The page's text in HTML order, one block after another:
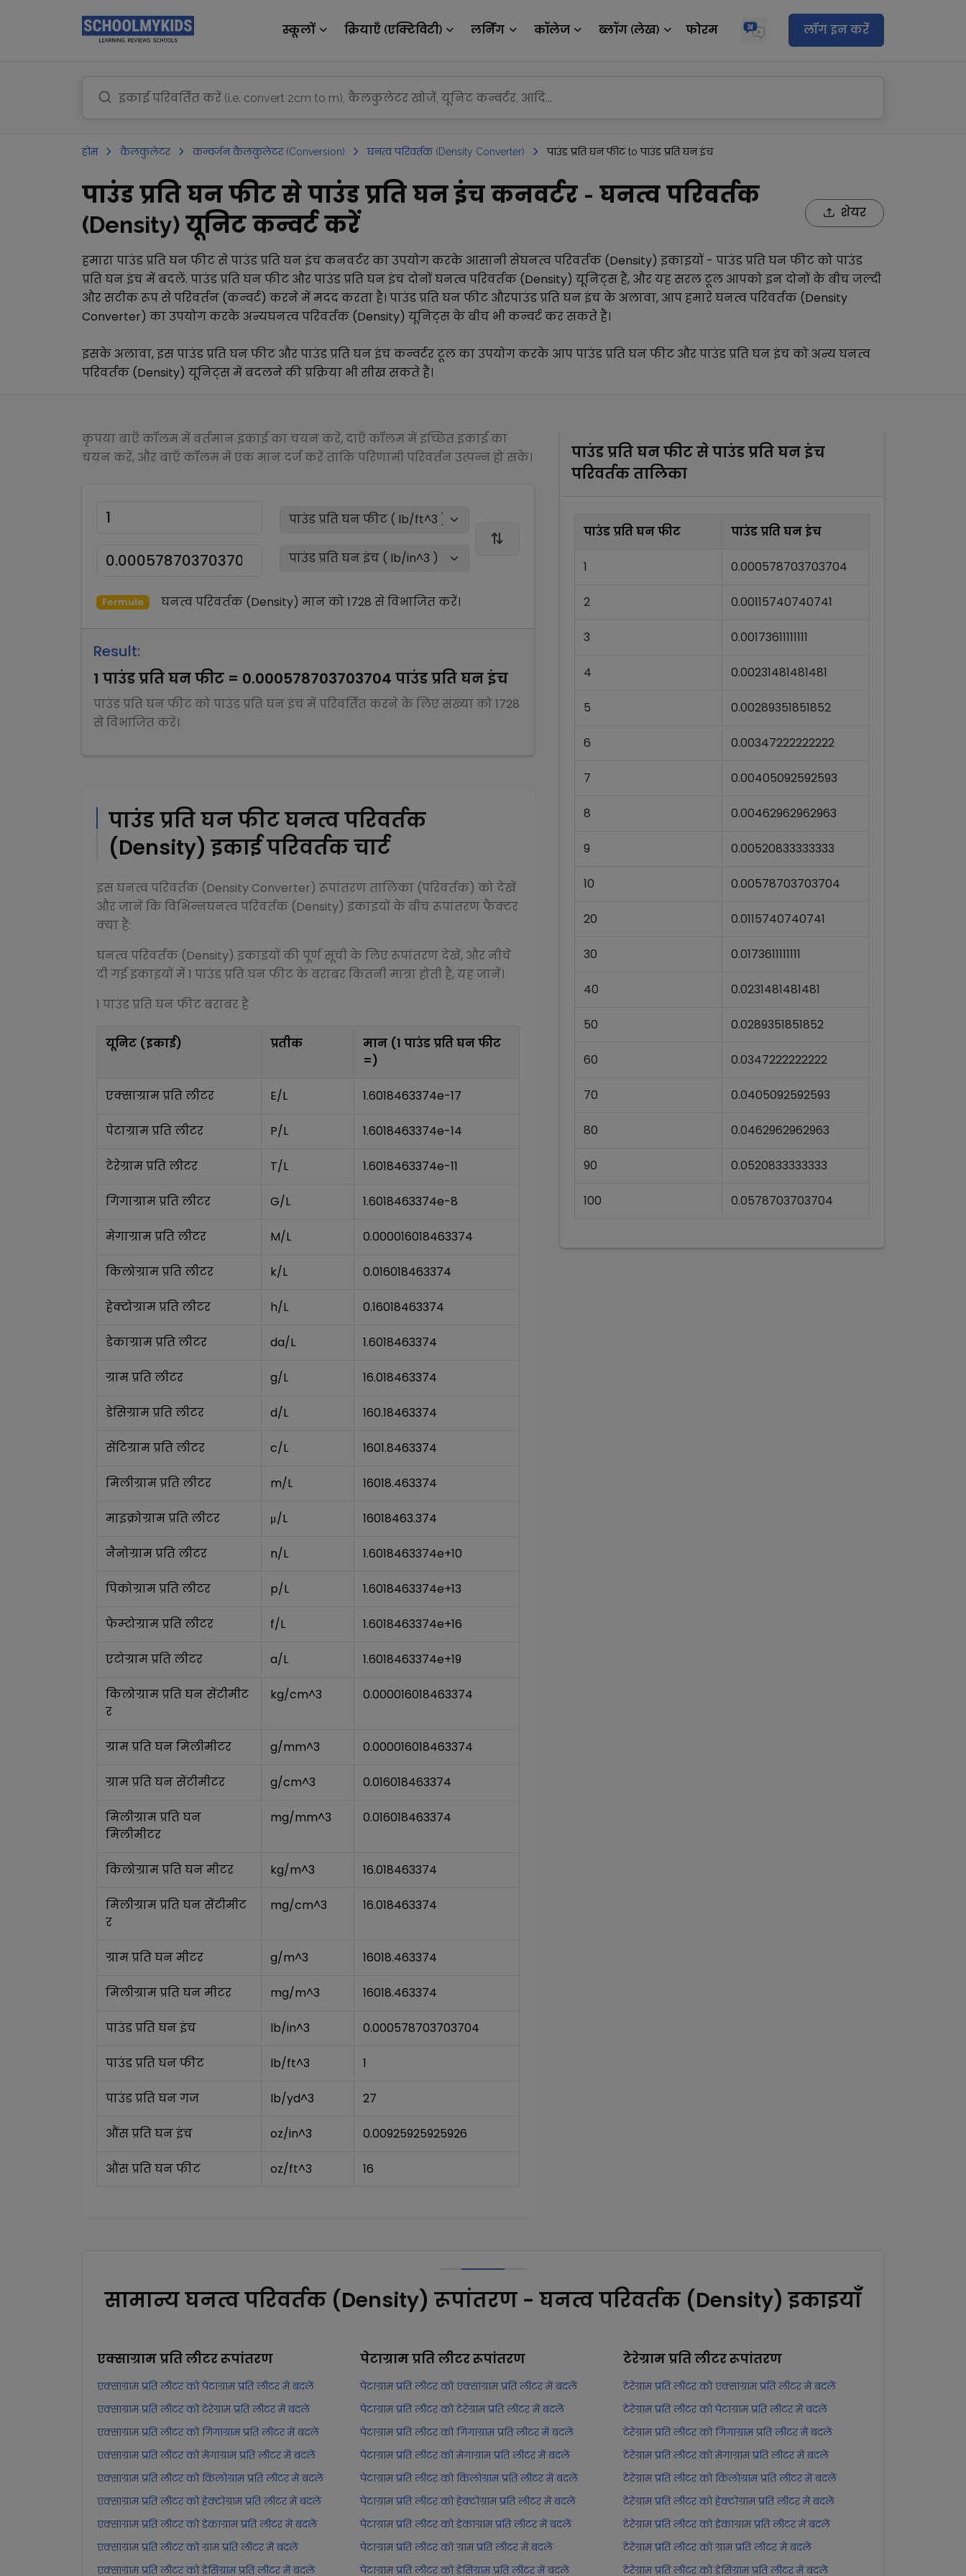
स्कूलों क्रियाएँ (एक्टिविटी) लर्निंग कॉलेज ब्लॉग (लेख) फोरम लॉग इन करेंं
होम कैलकुलेटर कन्वर्जन कैलकुलेटर (Conversion) घनत्व परिवर्तक (Density Converter) पाउंड प्रति घन फीट to पाउंड प्रति घन इंच
पाउंड प्रति घन फीट से पाउंड प्रति घन इंच कनवर्टर - घनत्व परिवर्तक
(Density) यूनिट कन्वर्ट करें
शेयर
हमारापाउंड प्रति घन फीटसेपाउंड प्रति घन इंचकनवर्टर का उपयोग करके आसानी सेघनत्व परिवर्तक (Density) इकाइयों - पाउंड प्रति घन फीटकोपाउंड
प्रति घन इंचमें बदलें. पाउंड प्रति घन फीट औरपाउंड प्रति घन इंचदोनोंघनत्व परिवर्तक (Density) यूनिट्स हैं, और यह सरल टूल आपको इन दोनों के बीच जल्दी
और सटीक रूप से परिवर्तन (कन्वर्ट) करने में मदद करता है। पाउंड प्रति घन फीट औरपाउंड प्रति घन इंचके अलावा, आप हमारेघनत्व परिवर्तक (Density
Converter) का उपयोग करके अन्यघनत्व परिवर्तक (Density) यूनिट्स के बीच भी कन्वर्ट कर सकते हैं।
इसके अलावा, इसपाउंड प्रति घन फीट औरपाउंड प्रति घन इंचकन्वर्टर टूल का उपयोग करके आपपाउंड प्रति घन फीट औरपाउंड प्रति घन इंचको अन्यघनत्व
परिवर्तक (Density) यूनिट्स में बदलने की प्रक्रिया भी सीख सकते हैं।
कृपया बाएँ कॉलम में वर्तमान इकाई का चयन करें, दाएँ कॉलम में इच्छित इकाई का
चयन करें, और बाएँ कॉलम में एक मान दर्ज करें ताकि परिणामी परिवर्तन उत्पन्न हो सके।
Formula घनत्व परिवर्तक (Density) मान को1728 सेविभाजितकरें।
Result:
1 पाउंड प्रति घन फीट = 0.000578703703704 पाउंड प्रति घन इंच
पाउंड प्रति घन फीटकोपाउंड प्रति घन इंचमें परिवर्तित करने के लिए संख्या को1728
सेविभाजितकरें।
पाउंड प्रति घन फीटघनत्व परिवर्तक
(Density) इकाई परिवर्तक चार्ट
इसघनत्व परिवर्तक (Density Converter) रूपांतरण तालिका (परिवर्तक) को देखें
और जानें कि विभिन्नघनत्व परिवर्तक (Density) इकाइयों के बीच रूपांतरण फैक्टर
क्या हैं:
घनत्व परिवर्तक (Density) इकाइयों की पूर्ण सूची के लिए रूपांतरण देखें, और नीचे
दी गई इकाइयों में 1 पाउंड प्रति घन फीटके बराबर कितनी मात्रा होती है, यह जानें।
1 पाउंड प्रति घन फीटबराबर है
यूनिट (इकाई) प्रतीक मान (1 पाउंड प्रति घन फीट
=)
एक्साग्राम प्रति लीटर E/L 1.6018463374e-17
पेटाग्राम प्रति लीटर P/L 1.6018463374e-14
टेरेग्राम प्रति लीटर T/L 1.6018463374e-11
गिगाग्राम प्रति लीटर G/L 1.6018463374e-8
मेगाग्राम प्रति लीटर M/L 0.000016018463374
किलोग्राम प्रति लीटर k/L 0.016018463374
हेक्टोग्राम प्रति लीटर h/L 0.16018463374
डेकाग्राम प्रति लीटर da/L 1.6018463374
ग्राम प्रति लीटर g/L 16.018463374
डेसिग्राम प्रति लीटर d/L 160.18463374
सेंटिग्राम प्रति लीटर c/L 1601.8463374
मिलीग्राम प्रति लीटर m/L 16018.463374
माइक्रोग्राम प्रति लीटर μ/L 16018463.374
नैनोग्राम प्रति लीटर n/L 1.6018463374e+10
पिकोग्राम प्रति लीटर p/L 1.6018463374e+13
फेम्टोग्राम प्रति लीटर f/L 1.6018463374e+16
एटोग्राम प्रति लीटर a/L 1.6018463374e+19
किलोग्राम प्रति घन सेंटीमीट
र
kg/cm^3 0.000016018463374
ग्राम प्रति घन मिलीमीटर g/mm^3 0.000016018463374
ग्राम प्रति घन सेंटीमीटर g/cm^3 0.016018463374
मिलीग्राम प्रति घन
मिलीमीटर
mg/mm^3 0.016018463374
किलोग्राम प्रति घन मीटर kg/m^3 16.018463374
मिलीग्राम प्रति घन सेंटीमीट
र
mg/cm^3 16.018463374
ग्राम प्रति घन मीटर g/m^3 16018.463374
मिलीग्राम प्रति घन मीटर mg/m^3 16018.463374
पाउंड प्रति घन इंच lb/in^3 0.000578703703704
पाउंड प्रति घन फीट lb/ft^3 1
पाउंड प्रति घन गज lb/yd^3 27
औंस प्रति घन इंच oz/in^3 0.00925925925926
औंस प्रति घन फीट oz/ft^3 16
पाउंड प्रति घन फीटसेपाउंड प्रति घन इंच
परिवर्तक तालिका
पाउंड प्रति घन फीट पाउंड प्रति घन इंच
1 0.000578703703704
2 0.00115740740741
3 0.00173611111111
4 0.00231481481481
5 0.00289351851852
6 0.00347222222222
7 0.00405092592593
8 0.00462962962963
9 0.00520833333333
10 0.00578703703704
20 0.0115740740741
30 0.0173611111111
40 0.0231481481481
50 0.0289351851852
60 0.0347222222222
70 0.0405092592593
80 0.0462962962963
90 0.0520833333333
100 0.0578703703704
सामान्य घनत्व परिवर्तक (Density) रूपांतरण - घनत्व परिवर्तक (Density) इकाइयाँ
एक्साग्राम प्रति लीटररूपांतरण
एक्साग्राम प्रति लीटर को पेटाग्राम प्रति लीटर में बदलें
एक्साग्राम प्रति लीटर को टेरेग्राम प्रति लीटर में बदलें
एक्साग्राम प्रति लीटर को गिगाग्राम प्रति लीटर में बदलें
एक्साग्राम प्रति लीटर को मेगाग्राम प्रति लीटर में बदलें
एक्साग्राम प्रति लीटर को किलोग्राम प्रति लीटर में बदलें
एक्साग्राम प्रति लीटर को हेक्टोग्राम प्रति लीटर में बदलें
एक्साग्राम प्रति लीटर को डेकाग्राम प्रति लीटर में बदलें
एक्साग्राम प्रति लीटर को ग्राम प्रति लीटर में बदलें
एक्साग्राम प्रति लीटर को डेसिग्राम प्रति लीटर में बदलें
पेटाग्राम प्रति लीटररूपांतरण
पेटाग्राम प्रति लीटर को एक्साग्राम प्रति लीटर में बदलें
पेटाग्राम प्रति लीटर को टेरेग्राम प्रति लीटर में बदलें
पेटाग्राम प्रति लीटर को गिगाग्राम प्रति लीटर में बदलें
पेटाग्राम प्रति लीटर को मेगाग्राम प्रति लीटर में बदलें
पेटाग्राम प्रति लीटर को किलोग्राम प्रति लीटर में बदलें
पेटाग्राम प्रति लीटर को हेक्टोग्राम प्रति लीटर में बदलें
पेटाग्राम प्रति लीटर को डेकाग्राम प्रति लीटर में बदलें
पेटाग्राम प्रति लीटर को ग्राम प्रति लीटर में बदलें
पेटाग्राम प्रति लीटर को डेसिग्राम प्रति लीटर में बदलें
टेरेग्राम प्रति लीटररूपांतरण
टेरेग्राम प्रति लीटर को एक्साग्राम प्रति लीटर में बदलें
टेरेग्राम प्रति लीटर को पेटाग्राम प्रति लीटर में बदलें
टेरेग्राम प्रति लीटर को गिगाग्राम प्रति लीटर में बदलें
टेरेग्राम प्रति लीटर को मेगाग्राम प्रति लीटर में बदलें
टेरेग्राम प्रति लीटर को किलोग्राम प्रति लीटर में बदलें
टेरेग्राम प्रति लीटर को हेक्टोग्राम प्रति लीटर में बदलें
टेरेग्राम प्रति लीटर को डेकाग्राम प्रति लीटर में बदलें
टेरेग्राम प्रति लीटर को ग्राम प्रति लीटर में बदलें
टेरेग्राम प्रति लीटर को डेसिग्राम प्रति लीटर में बदलें